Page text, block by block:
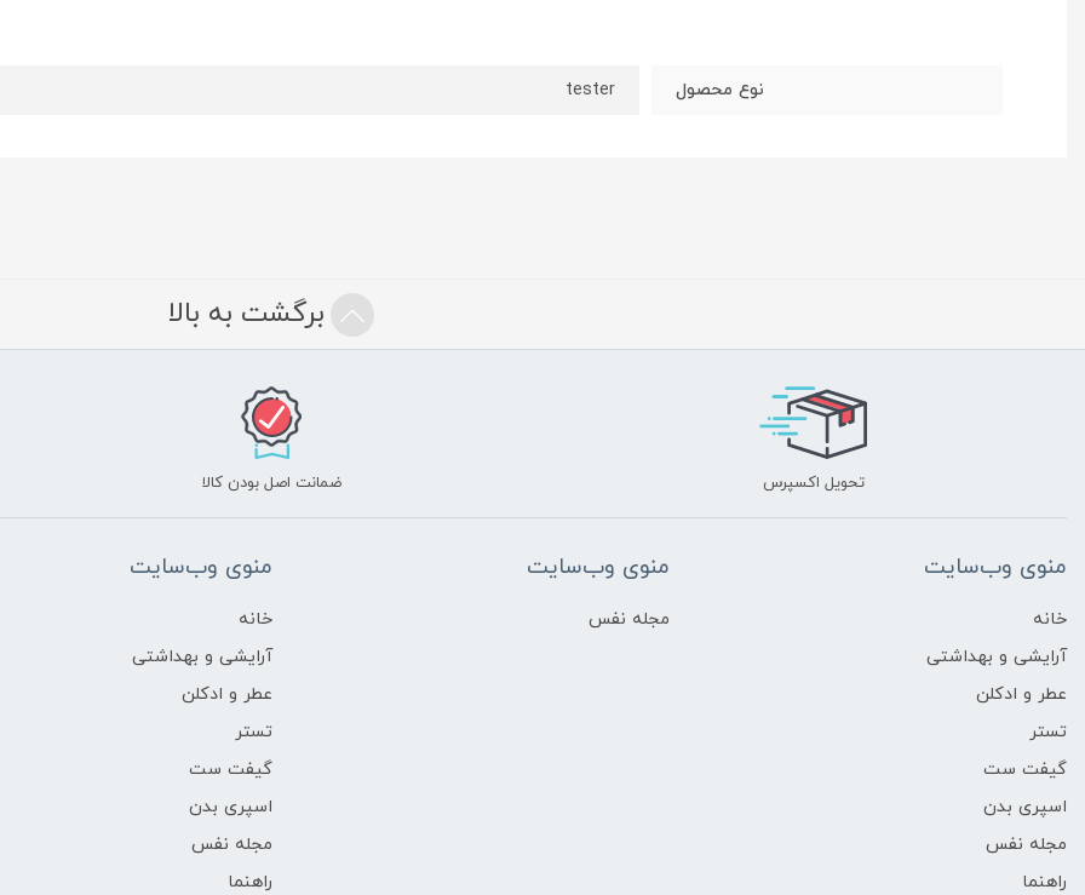
نوع محصول tester
برگشت به بالا
تحویل اکسپرس ضمانت اصل بودن کالا
منوی وب‌سایت
خانه
آرایشی و بهداشتی
عطر و ادکلن
تستر
گیفت ست
اسپری بدن
مجله نفس
راهنما
منوی وب‌سایت
مجله نفس
منوی وب‌سایت
خانه
آرایشی و بهداشتی
عطر و ادکلن
تستر
گیفت ست
اسپری بدن
مجله نفس
راهنما